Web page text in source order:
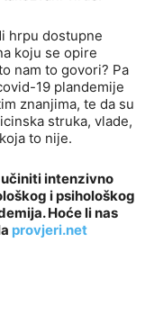
hrpu dostupne
koju se opire
nam to govori? Pa
19 plandemije
znanjima, te da su
struka, vlade,
to nije.
učiniti intenzivno
i psihološkog
Hoće li nas
provjeri.net